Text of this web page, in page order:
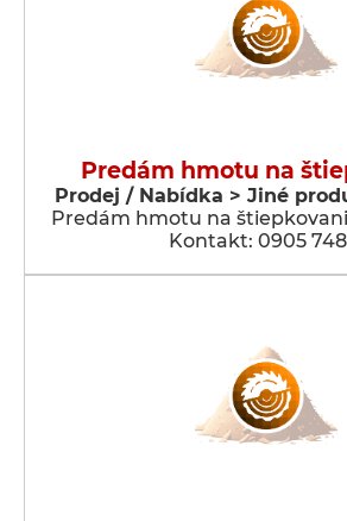
Predám hmotu na
Prodej / Nabídka > Jiné
Predám hmotu na
Kontakt: 0905